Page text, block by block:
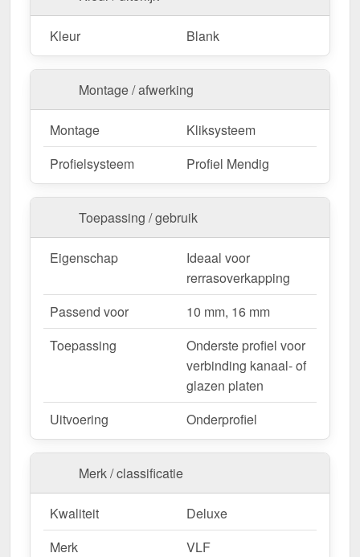
constructie.
voor perfecte stabiliteit.
100 % dichtheid– Geïntegreerde afdichtlippen
beschermen tegen vocht en wind.
Flexibele temperatuurnivellering– Extra grote
insteekdiepte geeft de platen ruimte om uit te
breiden.
Ideaal voor de volgende toepassingen:
Terrassen & carports– Stabiele & strakke
verbinding tussen meerdere lagen.
Serres & kassen
– Perfecte lichttransmissie met
Dakbedekking & bekleding– Weerbestendige
bescherming.
Commerciële hallen & opslagruimte–
Robuuste bevestiging voor duurzame
Agrarische gebouwen– Weerbestendige
oplossing voor stallen & machinehallen.
Bestel nu Mendig | Onderprofiel – Snel geleverd
en perfect op elkaar afgestemd!
Zorg voor een stabiele en visueel aantrekkelijke
verbinding voor uw kanaalplaten - bestel nu!
Kleur Blank
Montage / afwerking
Montage
Kliksysteem
Profielsysteem
Profiel Mendig
Toepassing / gebruik
Eigenschap
Ideaal voor
rerrasoverkapping
Passend voor
10 mm, 16 mm
Toepassing
Onderste profiel voor
verbinding kanaal- of
glazen platen
Uitvoering
Onderprofiel
Merk / classificatie
Kwaliteit
Deluxe
Merk
VLF